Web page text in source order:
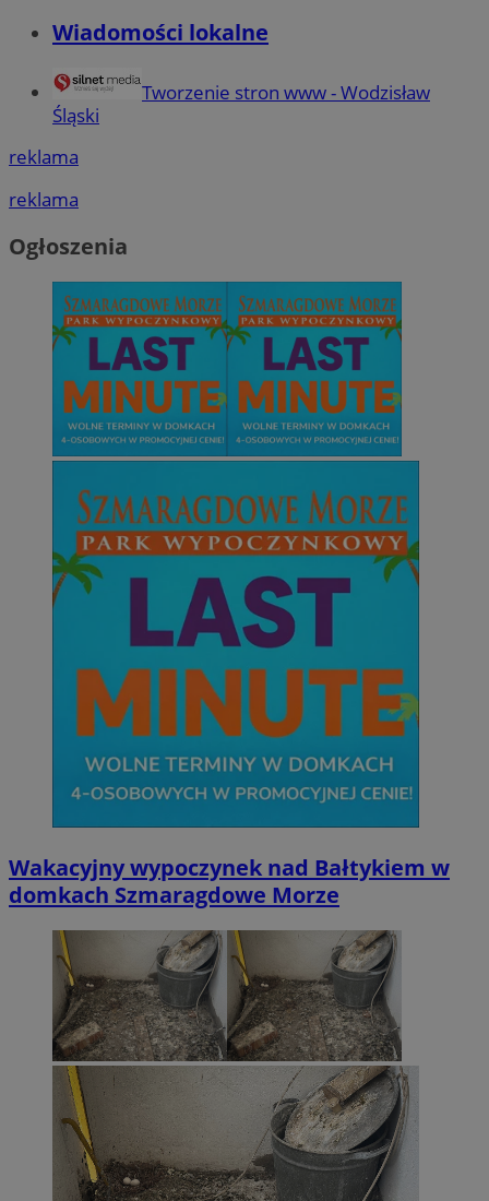
Wiadomości lokalne
Tworzenie stron www - Wodzisław
Śląski
reklama
reklama
Ogłoszenia
Wakacyjny wypoczynek nad Bałtykiem w
domkach Szmaragdowe Morze